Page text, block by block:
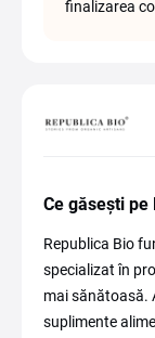
finalizarea
Ce găsești pe
Republica Bio
specializat în
mai sănătoasă.
suplimente